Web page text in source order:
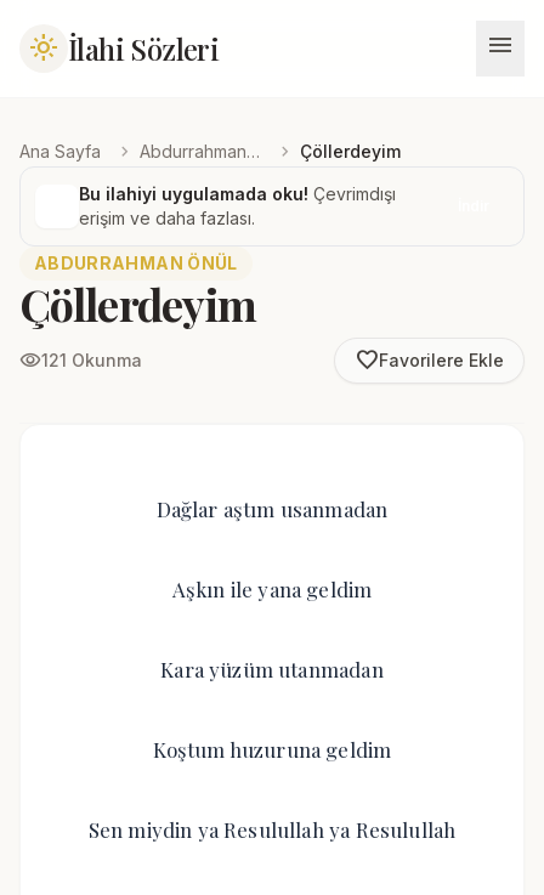
light_mode İlahi Sözleri menu
Ana Sayfa chevron_right Abdurrahman Önül chevron_right Çöllerdeyim
Bu ilahiyi uygulamada oku! Çevrimdışı
erişim ve daha fazlası.
ABDURRAHMAN ÖNÜL
Çöllerdeyim
visibility121 Okunma favorite_borderFavorilere Ekle
Dağlar aştım usanmadan
Aşkın ile yana geldim
Kara yüzüm utanmadan
Koştum huzuruna geldim
Sen miydin ya Resulullah ya Resulullah